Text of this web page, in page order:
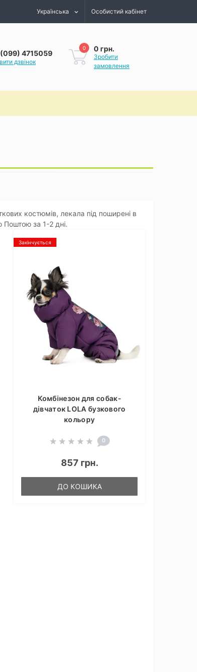
Українська Особистий кабінет
4715059
дзвінок
0 0 грн.
Зробити
замовлення
костюмів, лекала під поширені в
Поштою за 1-2 дні.
Закінчується
Комбінезон для собак-
дівчаток LOLA бузкового
кольору
0
857 грн.
ДО КОШИКА